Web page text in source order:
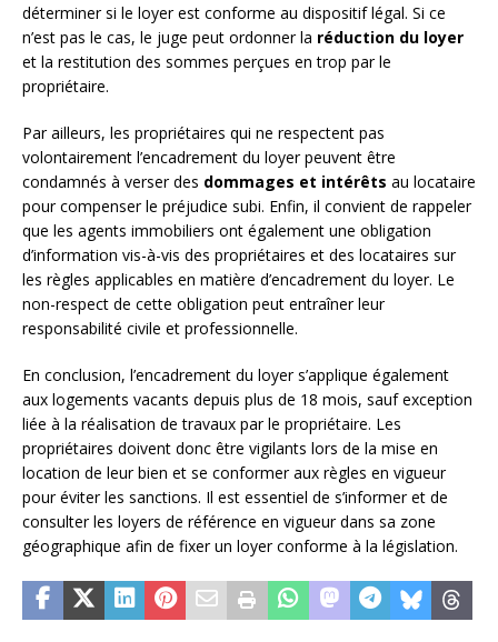
déterminer si le loyer est conforme au dispositif légal. Si ce
n’est pas le cas, le juge peut ordonner la réduction du loyer
et la restitution des sommes perçues en trop par le
propriétaire.
Par ailleurs, les propriétaires qui ne respectent pas
volontairement l’encadrement du loyer peuvent être
condamnés à verser des dommages et intérêts au locataire
pour compenser le préjudice subi. Enfin, il convient de rappeler
que les agents immobiliers ont également une obligation
d’information vis-à-vis des propriétaires et des locataires sur
les règles applicables en matière d’encadrement du loyer. Le
non-respect de cette obligation peut entraîner leur
responsabilité civile et professionnelle.
En conclusion, l’encadrement du loyer s’applique également
aux logements vacants depuis plus de 18 mois, sauf exception
liée à la réalisation de travaux par le propriétaire. Les
propriétaires doivent donc être vigilants lors de la mise en
location de leur bien et se conformer aux règles en vigueur
pour éviter les sanctions. Il est essentiel de s’informer et de
consulter les loyers de référence en vigueur dans sa zone
géographique afin de fixer un loyer conforme à la législation.